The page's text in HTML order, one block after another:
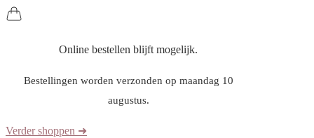
Online bestellen blijft mogelijk.
Bestellingen worden verzonden op maandag 10
augustus.
Verder shoppen ➜